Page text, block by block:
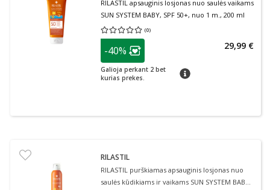
RILASTIL apsauginis losjonas nuo saulės vaikams
SUN SYSTEM BABY, SPF 50+, nuo 1 m., 200 ml
(0)
Vidutinis įvertinimas 0.00
patarimas
Lojalumo klubo narių nuolaida
-40%
Galioja perkant 2 bet
kurias prekes.
patarimas
29,99 €
RILASTIL
RILASTIL purškiamas apsauginis losjonas nuo
saulės kūdikiams ir vaikams SUN SYSTEM BABY,